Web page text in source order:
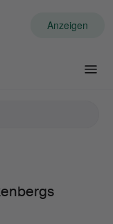
Anzeigen